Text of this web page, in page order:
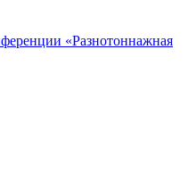
«Разнотоннажная